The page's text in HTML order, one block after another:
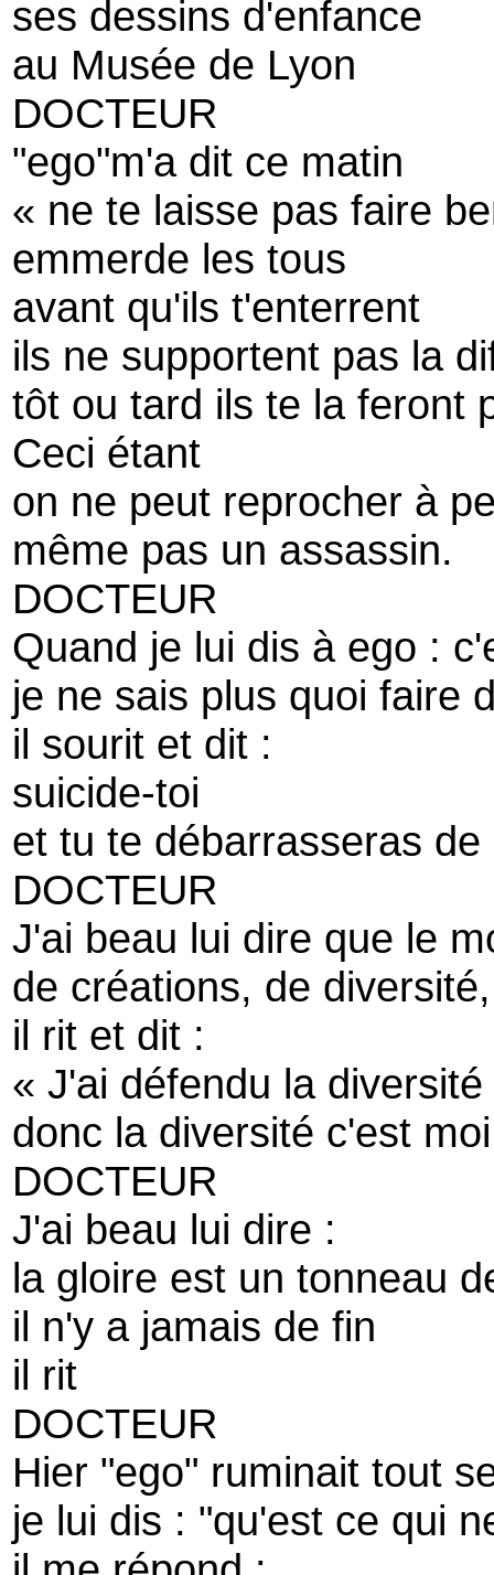
ses dessins d'enfance
au Musée de Lyon
DOCTEUR
"ego"m'a dit ce matin
« ne te laisse pas faire
emmerde les tous
avant qu'ils t'enterrent
ils ne supportent pas la
tôt ou tard ils te la feront
Ceci étant
on ne peut reprocher à
même pas un assassin.
DOCTEUR
Quand je lui dis à ego :
je ne sais plus quoi faire
il sourit et dit :
suicide-toi
et tu te débarrasseras de
DOCTEUR
J'ai beau lui dire que le
de créations, de
il rit et dit :
« J'ai défendu la
donc la diversité c'est
DOCTEUR
J'ai beau lui dire :
la gloire est un tonneau
il n'y a jamais de fin
il rit
DOCTEUR
Hier "ego" ruminait tout
je lui dis : "qu'est ce qui